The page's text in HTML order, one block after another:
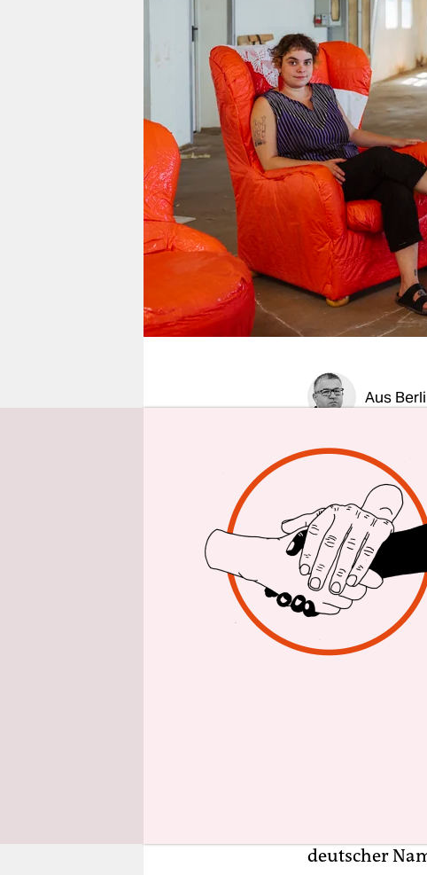
wahrheit
verlag
veranstaltungen
shop
fragen & hilfe
unterstützen
genossenschaft
epaper login
Aus
Mit dem
Wallenstein
die gebürtige
erzählt.
Obdachlosen
von ihnen
am
wohnt in
deutscher